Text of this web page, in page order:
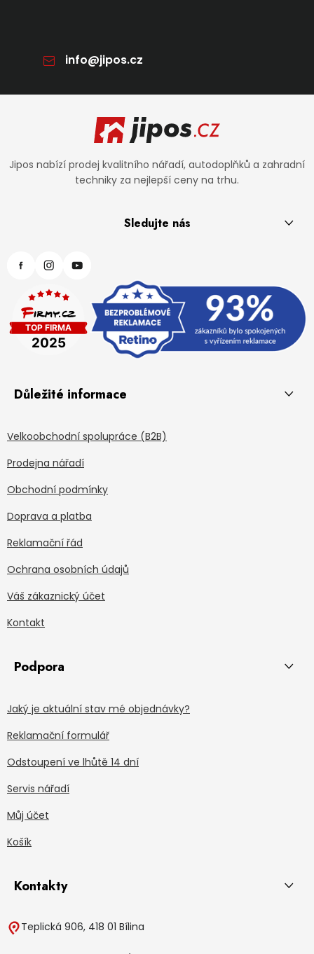
info@jipos.cz
Jipos nabízí prodej kvalitního nářadí, autodoplňků a zahradní
techniky za nejlepší ceny na trhu.
Sledujte nás
Důležité informace
Velkoobchodní spolupráce (B2B)
Prodejna nářadí
Obchodní podmínky
Doprava a platba
Reklamační řád
Ochrana osobních údajů
Váš zákaznický účet
Kontakt
Podpora
Jaký je aktuální stav mé objednávky?
Reklamační formulář
Odstoupení ve lhůtě 14 dní
Servis nářadí
Můj účet
Košík
Kontakty
Teplická 906, 418 01 Bílina